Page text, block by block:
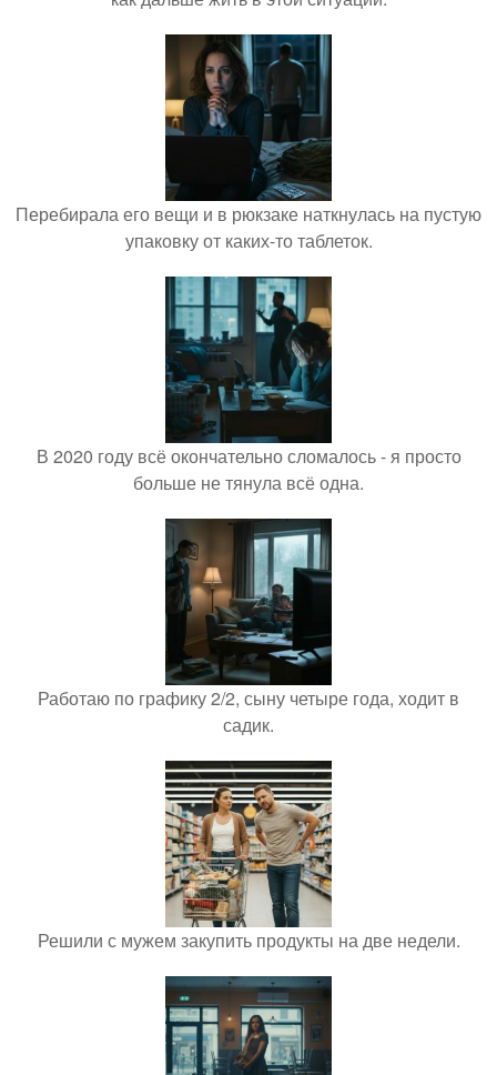
Перебирала его вещи и в рюкзаке наткнулась на пустую
упаковку от каких-то таблеток.
В 2020 году всё окончательно сломалось - я просто
больше не тянула всё одна.
Работаю по графику 2/2, сыну четыре года, ходит в
садик.
Решили с мужем закупить продукты на две недели.